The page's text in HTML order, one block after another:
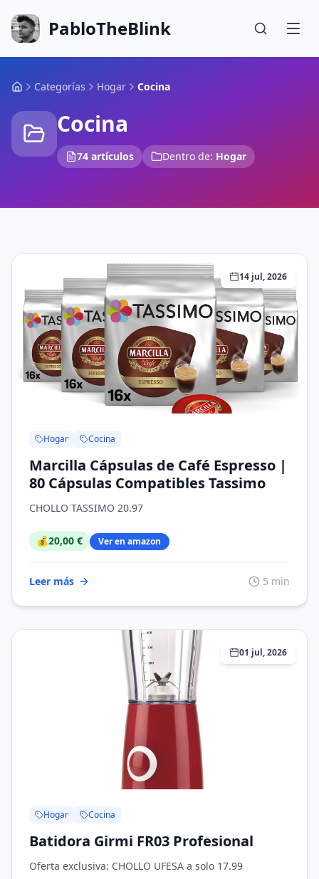
PabloTheBlink
Categorías Hogar Cocina
Cocina
74 artículos Dentro de: Hogar
14 jul, 2026
Hogar Cocina
Marcilla Cápsulas de Café Espresso |
80 Cápsulas Compatibles Tassimo
CHOLLO TASSIMO 20.97
💰20,00 € Ver en amazon
Leer más 5 min
01 jul, 2026
Hogar Cocina
Batidora Girmi FR03 Profesional
Oferta exclusiva: CHOLLO UFESA a solo 17.99